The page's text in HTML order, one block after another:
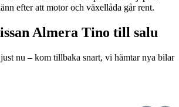
efter att motor och växellåda går rent.
Almera Tino till salu
nu – kom tillbaka snart, vi hämtar nya bilar